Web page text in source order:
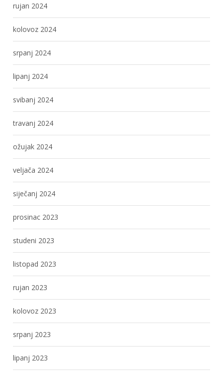
rujan 2024
kolovoz 2024
srpanj 2024
lipanj 2024
svibanj 2024
travanj 2024
ožujak 2024
veljača 2024
siječanj 2024
prosinac 2023
studeni 2023
listopad 2023
rujan 2023
kolovoz 2023
srpanj 2023
lipanj 2023